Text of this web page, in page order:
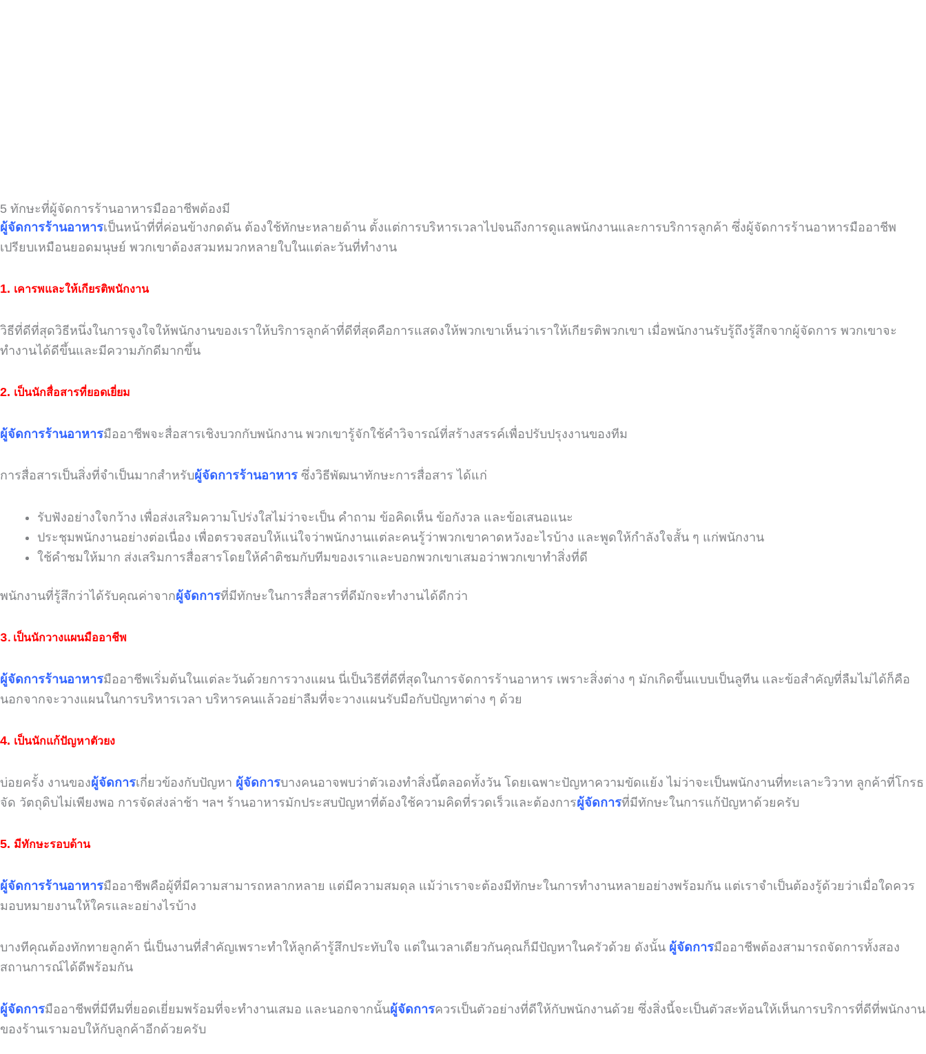
5 ทักษะที่ผู้จัดการร้านอาหารมืออาชีพต้องมี
ผู้จัดการร้านอาหารเป็นหน้าที่ที่ค่อนข้างกดดัน ต้องใช้ทักษะหลายด้าน ตั้งแต่การบริหารเวลาไปจนถึงการดูแลพนักงานและการบริการลูกค้า ซึ่งผู้จัดการร้านอาหารมืออาชีพ
เปรียบเหมือนยอดมนุษย์ พวกเขาต้องสวมหมวกหลายใบในแต่ละวันที่ทำงาน
1. เคารพและให้เกียรติพนักงาน
วิธีที่ดีที่สุดวิธีหนึ่งในการจูงใจให้พนักงานของเราให้บริการลูกค้าที่ดีที่สุดคือการแสดงให้พวกเขาเห็นว่าเราให้เกียรติพวกเขา เมื่อพนักงานรับรู้ถึงรู้สึกจากผู้จัดการ พวกเขาจะ
ทำงานได้ดีขึ้นและมีความภักดีมากขึ้น
2. เป็นนักสื่อสารที่ยอดเยี่ยม
ผู้จัดการร้านอาหารมืออาชีพจะสื่อสารเชิงบวกกับพนักงาน พวกเขารู้จักใช้คำวิจารณ์ที่สร้างสรรค์เพื่อปรับปรุงงานของทีม
การสื่อสารเป็นสิ่งที่จำเป็นมากสำหรับผู้จัดการร้านอาหาร ซึ่งวิธีพัฒนาทักษะการสื่อสาร ได้แก่
รับฟังอย่างใจกว้าง เพื่อส่งเสริมความโปร่งใสไม่ว่าจะเป็น คำถาม ข้อคิดเห็น ข้อกังวล และข้อเสนอแนะ
ประชุมพนักงานอย่างต่อเนื่อง เพื่อตรวจสอบให้แน่ใจว่าพนักงานแต่ละคนรู้ว่าพวกเขาคาดหวังอะไรบ้าง และพูดให้กำลังใจสั้น ๆ แก่พนักงาน
ใช้คำชมให้มาก ส่งเสริมการสื่อสารโดยให้คำติชมกับทีมของเราและบอกพวกเขาเสมอว่าพวกเขาทำสิ่งที่ดี
พนักงานที่รู้สึกว่าได้รับคุณค่าจากผู้จัดการที่มีทักษะในการสื่อสารที่ดีมักจะทำงานได้ดีกว่า
3. เป็นนักวางแผนมืออาชีพ
ผู้จัดการร้านอาหารมืออาชีพเริ่มต้นในแต่ละวันด้วยการวางแผน นี่เป็นวิธีที่ดีที่สุดในการจัดการร้านอาหาร เพราะสิ่งต่าง ๆ มักเกิดขึ้นแบบเป็นลูทีน และข้อสำคัญที่ลืมไม่ได้ก็คือ
นอกจากจะวางแผนในการบริหารเวลา บริหารคนแล้วอย่าลืมที่จะวางแผนรับมือกับปัญหาต่าง ๆ ด้วย
4. เป็นนักแก้ปัญหาตัวยง
บ่อยครั้ง งานของผู้จัดการเกี่ยวข้องกับปัญหา ผู้จัดการบางคนอาจพบว่าตัวเองทำสิ่งนี้ตลอดทั้งวัน โดยเฉพาะปัญหาความขัดแย้ง ไม่ว่าจะเป็นพนักงานที่ทะเลาะวิวาท ลูกค้าที่โกรธ
จัด วัตถุดิบไม่เพียงพอ การจัดส่งล่าช้า ฯลฯ ร้านอาหารมักประสบปัญหาที่ต้องใช้ความคิดที่รวดเร็วและต้องการผู้จัดการที่มีทักษะในการแก้ปัญหาด้วยครับ
5. มีทักษะรอบด้าน
ผู้จัดการร้านอาหารมืออาชีพคือผู้ที่มีความสามารถหลากหลาย แต่มีความสมดุล แม้ว่าเราจะต้องมีทักษะในการทำงานหลายอย่างพร้อมกัน แต่เราจำเป็นต้องรู้ด้วยว่าเมื่อใดควร
มอบหมายงานให้ใครและอย่างไรบ้าง
บางทีคุณต้องทักทายลูกค้า นี่เป็นงานที่สำคัญเพราะทำให้ลูกค้ารู้สึกประทับใจ แต่ในเวลาเดียวกันคุณก็มีปัญหาในครัวด้วย ดังนั้น ผู้จัดการมืออาชีพต้องสามารถจัดการทั้งสอง
สถานการณ์ได้ดีพร้อมกัน
ผู้จัดการมืออาชีพที่มีทีมที่ยอดเยี่ยมพร้อมที่จะทำงานเสมอ และนอกจากนั้นผู้จัดการควรเป็นตัวอย่างที่ดีให้กับพนักงานด้วย ซึ่งสิ่งนี้จะเป็นตัวสะท้อนให้เห็นการบริการที่ดีที่พนักงาน
ของร้านเรามอบให้กับลูกค้าอีกด้วยครับ